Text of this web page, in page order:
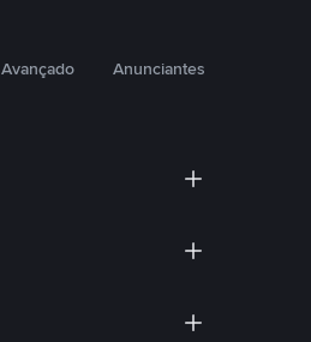
Avançado Anunciantes